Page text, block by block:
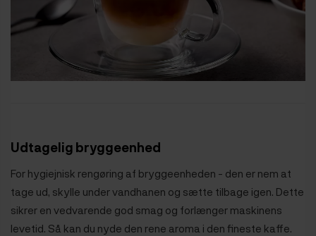
Udtagelig bryggeenhed
For hygiejnisk rengøring af bryggeenheden - den er nem at
tage ud, skylle under vandhanen og sætte tilbage igen. Dette
sikrer en vedvarende god smag og forlænger maskinens
levetid. Så kan du nyde den rene aroma i den fineste kaffe.